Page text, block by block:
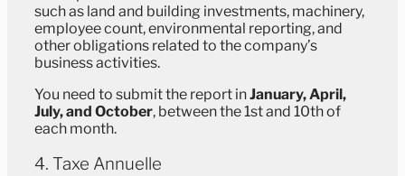
such as land and building investments, machinery,
employee count, environmental reporting, and
other obligations related to the company’s
business activities.
You need to submit the report inJanuary, April,
July, and October, between the 1st and 10th of
each month.
4. Taxe Annuelle